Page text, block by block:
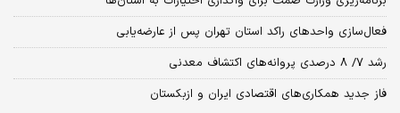
فعال‌سازی واحدهای راکد استان تهران پس از عارضه‌یابی
رشد ۷/ ۸ درصدی پروانه‌های اکتشاف معدنی
فاز جدید همکاری‌های اقتصادی ایران و ازبکستان